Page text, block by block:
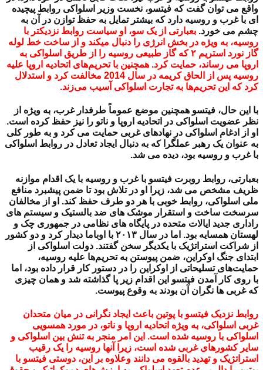
واقع می توان گفت که فیتسو، نخست وزیر اسلواکی روابط پیچیده
ای با غرب و روسیه دارد که بیشتر تمایل به حفظ توازن در آن به
چشم می خورد. بعبارتی از یک سو، او سیاست روابط نزدیکتر با
روسیه، به ویژه در بخش انرژی را دنبال می­کند و از ساخت خط لوله
گاز نورد استریم ۲ که گاز طبیعی روسیه را از طریق اسلواکی به
اروپا می رساند، حمایت کرد. همچنین با تحریم‌های اتحادیه اروپا علیه
روسیه پس از الحاق کریمه در سال 2014 مخالفت کرد و استدلال
کرد که این تحریم‌ها به تجارت اسلواکی آسیب می‌زند.
با این حال، فیتسو همچنین موضع عموماً طرفدار غرب، به ویژه از
نظر عضویت اسلواکی در اتحادیه اروپا و ناتو را نیز حفظ کرده است.
او از ادغام اسلواکی در نهادهای غربی حمایت می کرد و به طور کلی
به عنوان یک رهبر عملگرا که به دنبال ایجاد تعادل در روابط اسلواکی
با غرب و روسیه بود، دیده می شد.
بعبارتی، روابط روبرت فیتسو با غرب و روسیه با یک اقدام موازنه
ظریف مشخص می شد، زیرا او در تلاش بود تا ضمن پیشبرد منافع
ملی اسلواکی، روابط خوبی با هر دو طرف حفظ کند. او از مخالفان
سرسخت ساخت و استقرار موشک های ضد بالستیک و سیستم های
راداری جدید ایالات متحده در پایگاه های نظامی در جمهوری چک و
لهستان همسایه بود. اما در سال ۲۰۱۳ با اوباما دیدار کرد و دو کشور
از شراکت‌ استراتژیک با یکدیگر سخن گفتند. دولت اسلواکی از
ابتدای جنگ اوکراین، ضمن پیوستن به تحریم‌ها علیه روسیه،
حمایت‌های تسلیحاتی از اوکراین را در دستور کار قرار داده بود، اما
با روی کار آمدن فیتسو این اقدام زیر پا گذاشته شد و همان چیزی
که غربی ها نگران آن بودند به وقوع پیوست.
روابط نزدیک فیتسو با پوتین باعث ایجاد نگرانی در میان متحدان
غربی اسلواکی، به ویژه اتحادیه اروپا و ناتو، در مورد همسویی
اسلواکی با روسیه شده است. این امر منجر به تنش بین اسلواکی و
سایر کشورهای غربی شده است، زیرا آنها روسیه را یک رقیب
استراتژیک و تهدید بالقوه می دانند وعلاوه بر این، دوستی فیتسو با